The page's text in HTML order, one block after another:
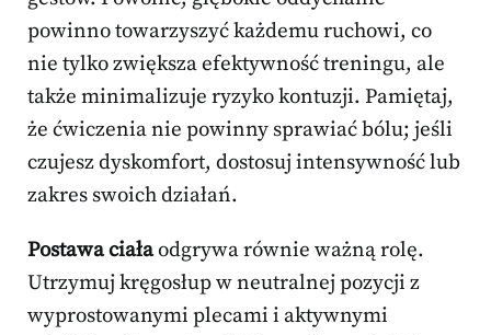
powinno towarzyszyć każdemu ruchowi, co
nie tylko zwiększa efektywność treningu, ale
także minimalizuje ryzyko kontuzji. Pamiętaj,
że ćwiczenia nie powinny sprawiać bólu; jeśli
czujesz dyskomfort, dostosuj intensywność lub
zakres swoich działań.
Postawa ciałaodgrywa równie ważną rolę.
Utrzymuj kręgosłup w neutralnej pozycji z
wyprostowanymi plecami i aktywnymi